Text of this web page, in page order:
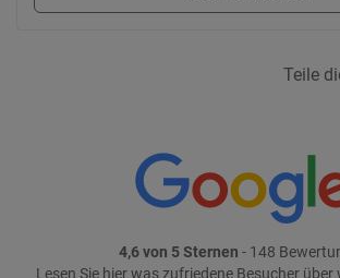
Teile
4,6 von 5 Sternen - 148